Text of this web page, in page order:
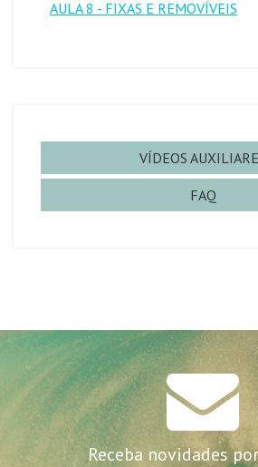
AULA 8 - FIXAS E REMOVÍVEIS
VÍDEOS
FAQ
Receba novidades